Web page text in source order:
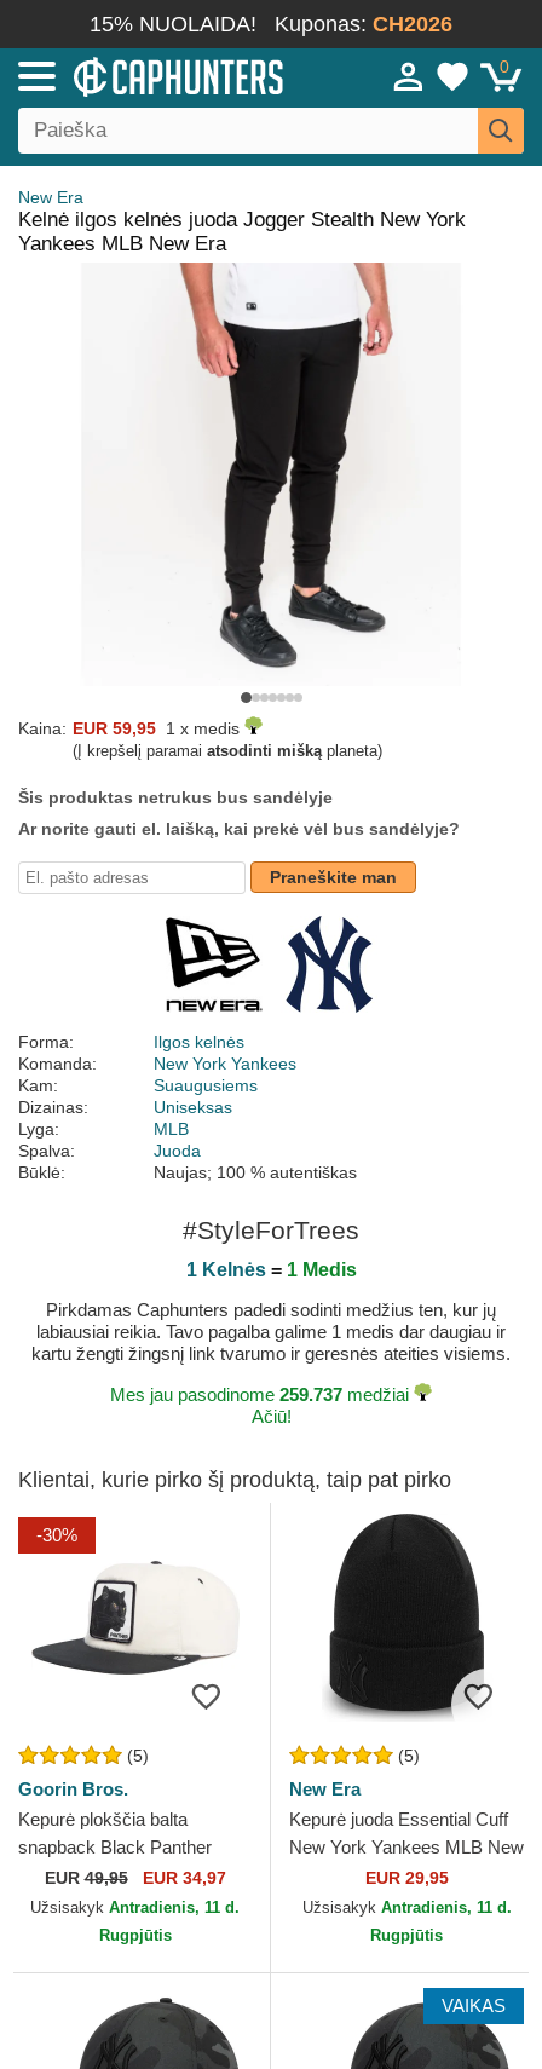
15% NUOLAIDA! Kuponas: CH2026
0
New Era
Kelnė ilgos kelnės juoda Jogger Stealth New York
Yankees MLB New Era
Kaina: EUR 59,95 1 x medis
(Į krepšelį paramai atsodinti miškąplaneta)
Šis produktas netrukus bus sandėlyje
Ar norite gauti el. laišką, kai prekė vėl bus sandėlyje?
Praneškite man
Forma:
Ilgos kelnės
Komanda:
New York Yankees
Kam:
Suaugusiems
Dizainas:
Uniseksas
Lyga:
MLB
Spalva:
Juoda
Būklė:
Naujas; 100 % autentiškas
#StyleForTrees
1 Kelnės= 1 Medis
Pirkdamas Caphunters padedi sodinti medžius ten, kur jų
labiausiai reikia. Tavo pagalba galime 1 medis dar daugiau ir
kartu žengti žingsnį link tvarumo ir geresnės ateities visiems.
Mes jau pasodinome 259.737 medžiai
Ačiū!
Klientai, kurie pirko šį produktą, taip pat pirko
-30%
(5)
Goorin Bros.
Kepurė plokščia balta
snapback Black Panther
Stealth Explorer The Farm
Flats The Farm Goorin Bros.
EUR49,95 EUR 34,97
Užsisakyk Antradienis, 11 d.
Rugpjūtis
(5)
New Era
Kepurė juoda Essential Cuff
New York Yankees MLB New
EUR 29,95
Užsisakyk Antradienis, 11 d.
Rugpjūtis
VAIKAS